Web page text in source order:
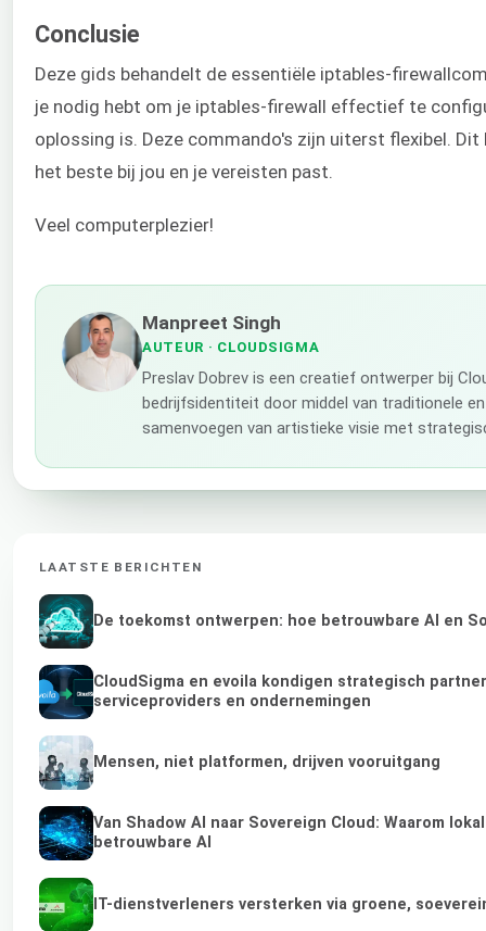
Conclusie
Deze gids behandelt de essentiële iptables-
je nodig hebt om je iptables-firewall effectief te
oplossing is. Deze commando's zijn uiterst flexibel.
het beste bij jou en je vereisten past.
Veel computerplezier!
Manpreet Singh
AUTEUR · CLOUDSIGMA
Preslav Dobrev is een creatief ontwerper bij
bedrijfsidentiteit door middel van traditionele
samenvoegen van artistieke visie met
LAATSTE BERICHTEN
De toekomst ontwerpen: hoe betrouwbare AI en
CloudSigma en evoila kondigen strategisch
serviceproviders en ondernemingen
Mensen, niet platformen, drijven vooruitgang
Van Shadow AI naar Sovereign Cloud: Waarom
betrouwbare AI
IT-dienstverleners versterken via groene,